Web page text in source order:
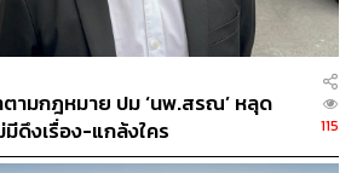
ามกฎหมาย ปม ‘นพ.สรณ’ หลุด
ดึงเรื่อง-แกล้งใคร
115